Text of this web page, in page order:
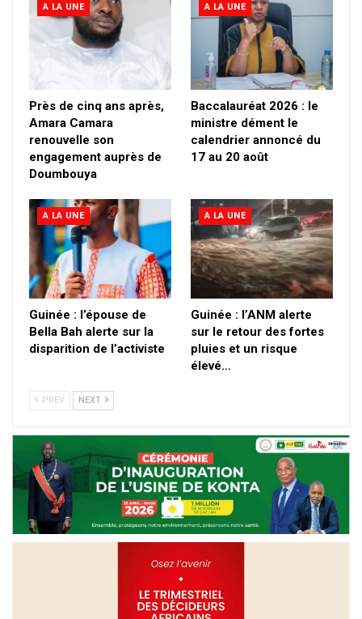
A LA UNE
Près de cinq ans après,
Amara Camara
renouvelle son
engagement auprès de
Doumbouya
A LA UNE
Baccalauréat 2026 : le
ministre dément le
calendrier annoncé du
17 au 20 août
A LA UNE
Guinée : l’épouse de
Bella Bah alerte sur la
disparition de l’activiste
A LA UNE
Guinée : l’ANM alerte
sur le retour des fortes
pluies et un risque
élevé…
PREV NEXT